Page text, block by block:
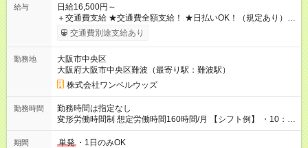
給与
日給16,500円～
＋交通費支給 ★交通費全額支給！ ★日払いOK！（規定あり） ┗
働いたその日に現金GET♪ お仕事後はコンビニATMから 日払
交通費別途支給あり
勤務地
大阪市中央区
大阪府大阪市中央区難波（最寄り駅：難波駅）
株式会社ワンベルウッズ
勤務時間
勤務時間は指定なし
変形労働時間制 想定労働時間160時間/月 【シフト例】 ・10：
00～20：00
期間 単発 ・1日のみOK